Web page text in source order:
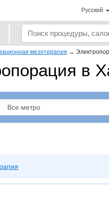
Русский
мезотерапия →
в